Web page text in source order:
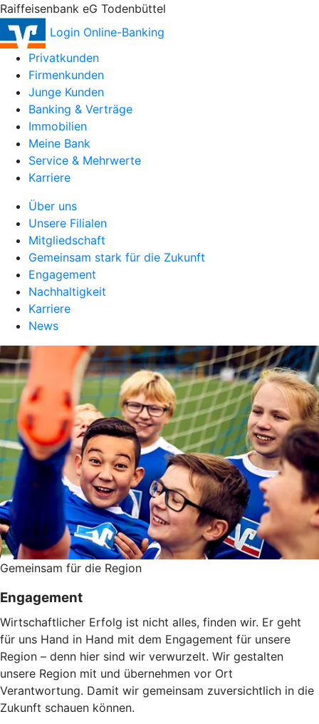
Raiffeisenbank eG Todenbüttel
Login Online-Banking
Privatkunden
Firmenkunden
Junge Kunden
Banking & Verträge
Immobilien
Meine Bank
Service & Mehrwerte
Karriere
Über uns
Unsere Filialen
Mitgliedschaft
Gemeinsam stark für die Zukunft
Engagement
Nachhaltigkeit
Karriere
News
Gemeinsam für die Region
Engagement
Wirtschaftlicher Erfolg ist nicht alles, finden wir. Er geht
für uns Hand in Hand mit dem Engagement für unsere
Region – denn hier sind wir verwurzelt. Wir gestalten
unsere Region mit und übernehmen vor Ort
Verantwortung. Damit wir gemeinsam zuversichtlich in die
Zukunft schauen können.